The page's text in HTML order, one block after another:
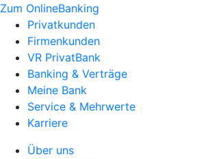
Zum OnlineBanking
Privatkunden
Firmenkunden
VR PrivatBank
Banking & Verträge
Meine Bank
Service & Mehrwerte
Karriere
Über uns